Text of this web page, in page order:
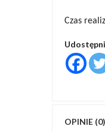
Czas
OPINIE (0)